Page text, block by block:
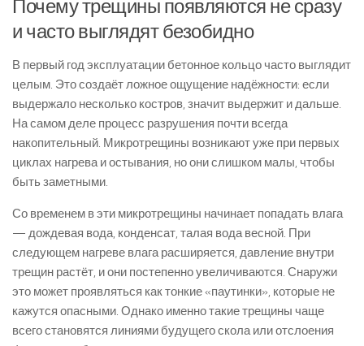
Почему трещины появляются не сразу
и часто выглядят безобидно
В первый год эксплуатации бетонное кольцо часто выглядит
целым. Это создаёт ложное ощущение надёжности: если
выдержало несколько костров, значит выдержит и дальше.
На самом деле процесс разрушения почти всегда
накопительный. Микротрещины возникают уже при первых
циклах нагрева и остывания, но они слишком малы, чтобы
быть заметными.
Со временем в эти микротрещины начинает попадать влага
— дождевая вода, конденсат, талая вода весной. При
следующем нагреве влага расширяется, давление внутри
трещин растёт, и они постепенно увеличиваются. Снаружи
это может проявляться как тонкие «паутинки», которые не
кажутся опасными. Однако именно такие трещины чаще
всего становятся линиями будущего скола или отслоения